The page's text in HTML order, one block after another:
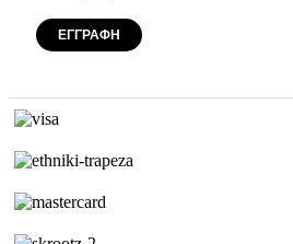
ΕΓΓΡΑΦΗ